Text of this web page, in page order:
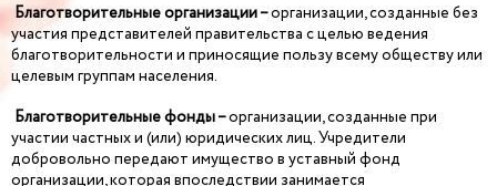
Благотворительные организации –организации, созданные без
участия представителей правительства с целью ведения
благотворительности и приносящие пользу всему обществу или
целевым группам населения.
Благотворительные фонды –организации, созданные при
участии частных и (или) юридических лиц. Учредители
добровольно передают имущество в уставный фонд
организации, которая впоследствии занимается